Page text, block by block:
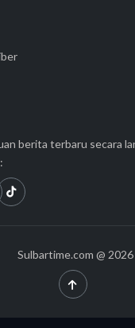
berita terbaru secara
Sulbartime.com @ 2026